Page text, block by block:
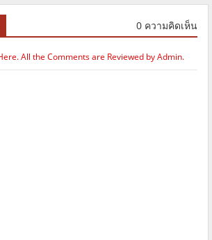
0 ความคิดเห็น
All the Comments are Reviewed by Admin.